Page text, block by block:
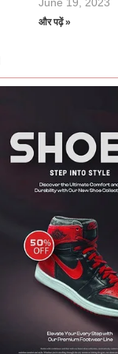
और पढ़ें »